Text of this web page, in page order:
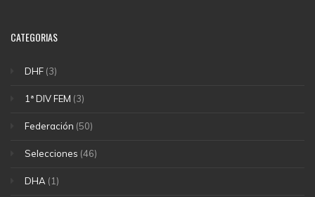
CATEGORIAS
DHF (3)
1ª DIV FEM (3)
Federación (50)
Selecciones (46)
DHA (1)